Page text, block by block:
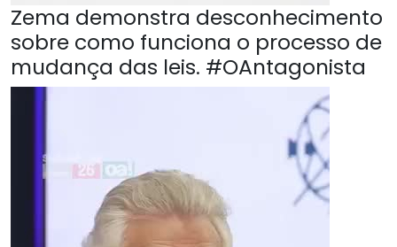
Zema demonstra desconhecimento
sobre como funciona o processo de
mudança das leis. #OAntagonista